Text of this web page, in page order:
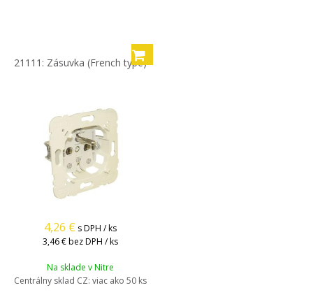
21111: Zásuvka (French type)
4,26 € s DPH / ks
3,46 € bez DPH / ks
Na sklade v Nitre
Centrálny sklad CZ: viac ako 50 ks